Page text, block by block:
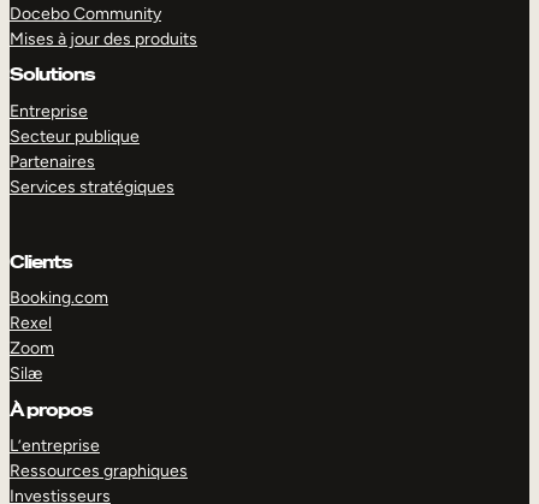
Docebo Community
Mises à jour des produits
Solutions
Entreprise
Secteur publique
Partenaires
Services stratégiques
Clients
Booking.com
Rexel
Zoom
Silæ
À propos
L’entreprise
Ressources graphiques
Investisseurs